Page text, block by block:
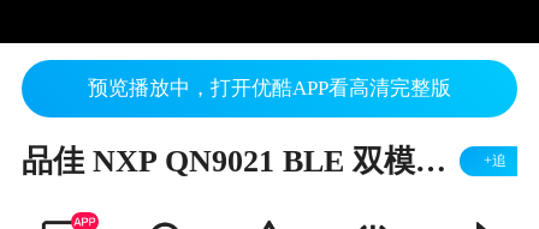
预览播放中，打开优酷APP看高清完整版
品佳 NXP QN9021 BLE 双模式蓝牙开发模块 PPT SHOW +追